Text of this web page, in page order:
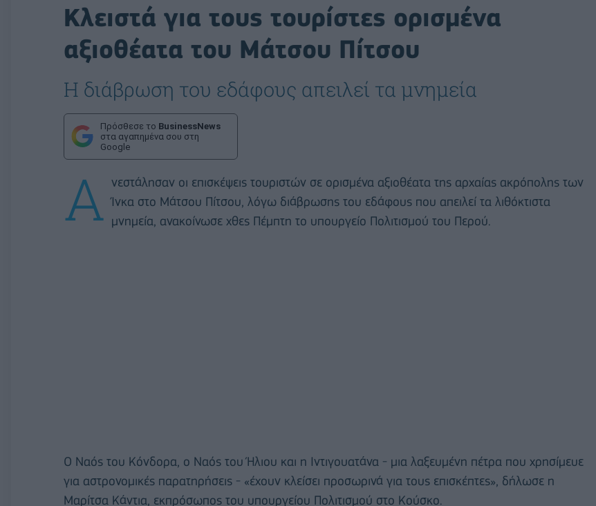
Κλειστά για τους τουρίστες ορισμένα
αξιοθέατα του Μάτσου Πίτσου
Η διάβρωση του εδάφους απειλεί τα μνημεία
Πρόσθεσε το BusinessNews
στα αγαπημένα σου στη
Google
Α νεστάλησαν οι επισκέψεις τουριστών σε ορισμένα αξιοθέατα της αρχαίας ακρόπολης των
Ίνκα στο Μάτσου Πίτσου, λόγω διάβρωσης του εδάφους που απειλεί τα λιθόκτιστα
μνημεία, ανακοίνωσε χθες Πέμπτη το υπουργείο Πολιτισμού του Περού.
Ο Ναός του Κόνδορα, ο Ναός του Ήλιου και η Ιντιγουατάνα - μια λαξευμένη πέτρα που χρησίμευε
για αστρονομικές παρατηρήσεις - «έχουν κλείσει προσωρινά για τους επισκέπτες», δήλωσε η
Μαρίτσα Κάντια, εκπρόσωπος του υπουργείου Πολιτισμού στο Κούσκο.